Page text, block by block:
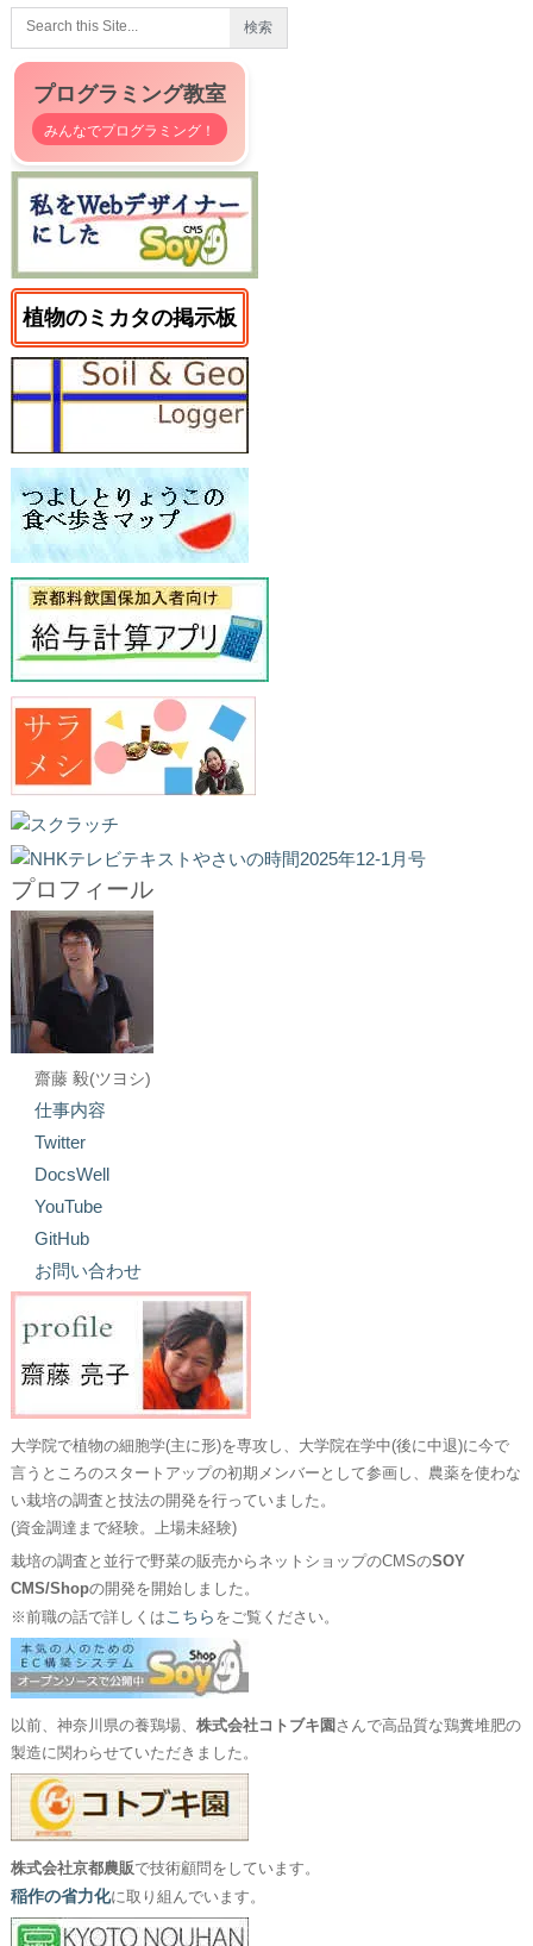
プログラミング教室
みんなでプログラミング！
植物のミカタの掲示板
プロフィール
齋藤 毅(ツヨシ)
仕事内容
Twitter
DocsWell
YouTube
GitHub
お問い合わせ
大学院で植物の細胞学(主に形)を専攻し、大学院在学中(後に中退)に今で
言うところのスタートアップの初期メンバーとして参画し、農薬を使わな
い栽培の調査と技法の開発を行っていました。
(資金調達まで経験。上場未経験)
栽培の調査と並行で野菜の販売からネットショップのCMSのSOY
CMS/Shopの開発を開始しました。
※前職の話で詳しくは こちら をご覧ください。
以前、神奈川県の養鶏場、 株式会社コトブキ園 さんで高品質な鶏糞堆肥の
製造に関わらせていただきました。
株式会社京都農販で技術顧問をしています。
稲作の省力化に取り組んでいます。